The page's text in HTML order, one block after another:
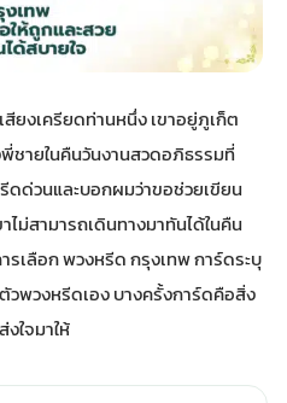
ยงเครียดท่านหนึ่ง เขาอยู่ภูเก็ต
ชายในคืนวันงานสวดอภิธรรมที่
ด่วนและบอกผมว่าขอช่วยเขียน
ไม่สามารถเดินทางมาทันได้ในคืน
เลือก พวงหรีด กรุงเทพ การ์ดระบุ
วพวงหรีดเอง บางครั้งการ์ดคือสิ่ง
ใจมาให้